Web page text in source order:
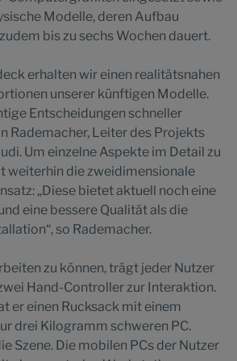
Modelle, deren Aufbau
bis zu sechs Wochen dauert.
erhalten wir einen realitätsnahen
unserer künftigen Modelle.
Entscheidungen schneller
Rademacher, Leiter des Projekts
Um einzelne Aspekte im Detail zu
weiterhin die zweidimensionale
„Diese bietet aktuell noch eine
eine bessere Qualität als die
so Rademacher.
zu können, trägt jeder Nutzer
Hand-Controller zur Interaktion.
er einen Rucksack mit einem
drei Kilogramm schweren PC.
Szene. Die mobilen PCs der Nutzer